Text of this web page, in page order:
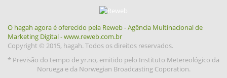
O hagah agora é oferecido pela Reweb - Agência Multinacional de
Marketing Digital - www.reweb.com.br
Copyright © 2015, hagah. Todos os direitos reservados.
* Previsão do tempo de yr.no, emitido pelo Instituto Metereológico da
Noruega e da Norwegian Broadcasting Coporation.